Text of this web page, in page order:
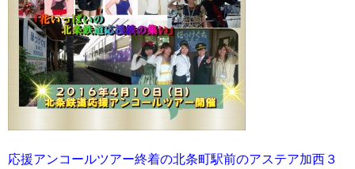
応援アンコールツアー終着の北条町駅前のアステア加西３